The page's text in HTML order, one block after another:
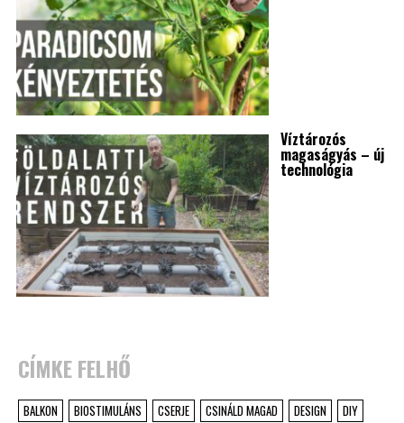
Víztározós
magaságyás – új
technológia
CÍMKE FELHŐ
BALKON BIOSTIMULÁNS CSERJE CSINÁLD MAGAD DESIGN
DIY